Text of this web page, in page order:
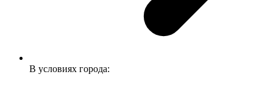
В условиях города: